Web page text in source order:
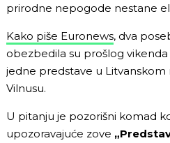
prirodne nepogode nestane
Kako piše Euronews, dva
obezbedila su prošlog
jedne predstave u
Vilnusu.
U pitanju je pozorišni komad
upozoravajuće zove